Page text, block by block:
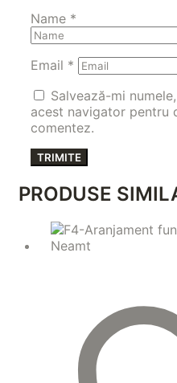
Name *
Email *
Salvează-mi
acest navigator pentru
comentez.
PRODUSE